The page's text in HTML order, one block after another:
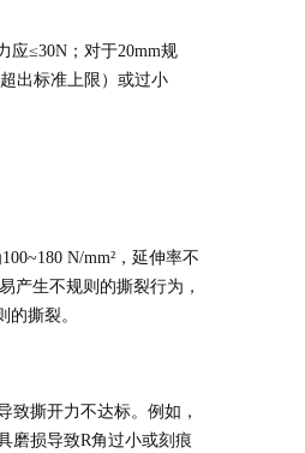
应≤30N；对于20mm规
出标准上限）或过小
N/mm²，延伸率不
产生不规则的撕裂行为，
的撕裂。
致撕开力不达标。例如，
磨损导致R角过小或刻痕